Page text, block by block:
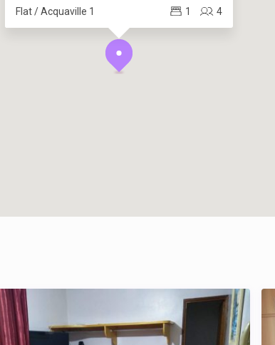
Flat / Acquaville 1 4
1